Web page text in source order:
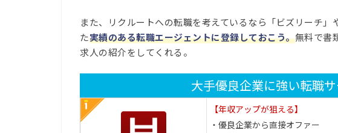
また、リクルートへの転職を考えているなら「ビズリーチ
た実績のある転職エージェントに登録しておこう。無料で書
求人の紹介をしてくれる。
大手優良企業に強い転職
【年収アップが狙える】
・優良企業から直接オファー